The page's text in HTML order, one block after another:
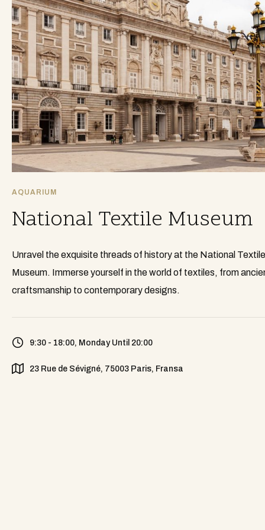
AQUARIUM
National Textile Museum
Unravel the exquisite threads of history at the National Textile
Museum. Immerse yourself in the world of textiles, from
craftsmanship to contemporary designs.
9:30 - 18:00, Monday Until 20:00
23 Rue de Sévigné, 75003 Paris, Fransa